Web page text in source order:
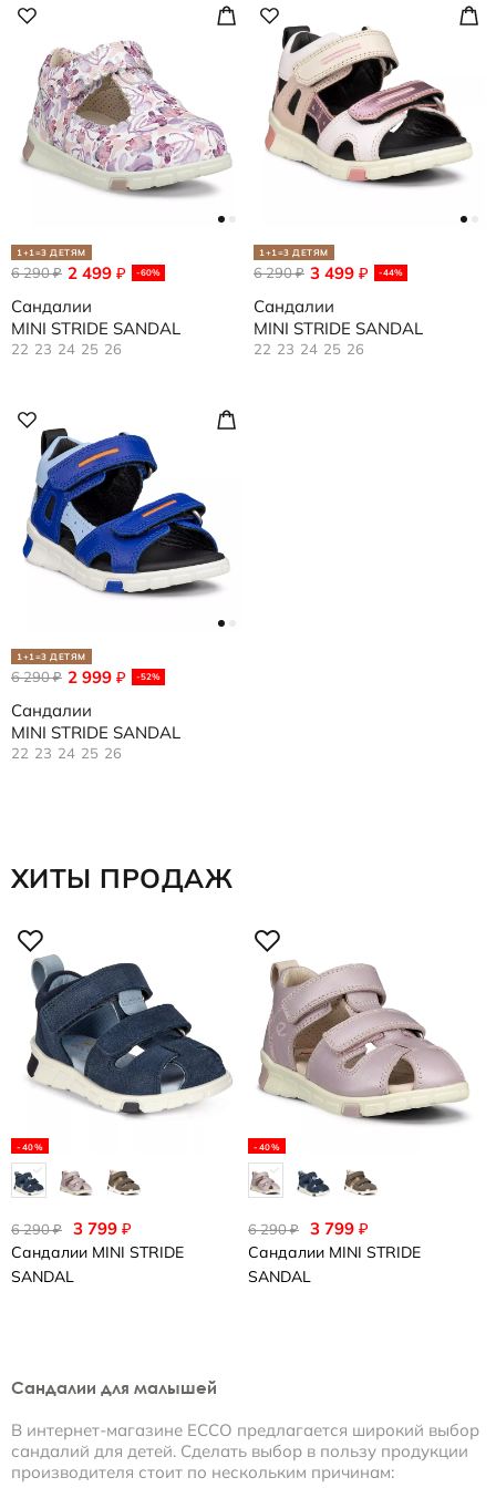
1+1=3 ДЕТЯМ
2 499 ₽ -60%
6 290₽
Сандалии
MINI STRIDE SANDAL
22 23 24 25 26
1+1=3 ДЕТЯМ
3 499 ₽ -44%
6 290₽
Сандалии
MINI STRIDE SANDAL
22 23 24 25 26
1+1=3 ДЕТЯМ
2 999 ₽ -52%
6 290₽
Сандалии
MINI STRIDE SANDAL
22 23 24 25 26
ХИТЫ ПРОДАЖ
-40%
3 799 ₽
6 290₽
Сандалии MINI STRIDE
SANDAL
-40%
3 799 ₽
6 290₽
Сандалии MINI STRIDE
SANDAL
Сандалии для малышей
В интернет-магазине ECCO предлагается широкий выбор
сандалий для детей. Сделать выбор в пользу продукции
производителя стоит по нескольким причинам: